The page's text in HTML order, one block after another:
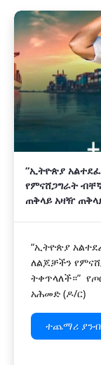
“ኢትዮጵያ
የምናሸጋግራት
ጠቅላይ አዛዥ
“ኢትዮጵያ
ለልጆቻችን
ትቀጥላለች።”
አሕመድ (ዶ/ር)
ተጨማሪ